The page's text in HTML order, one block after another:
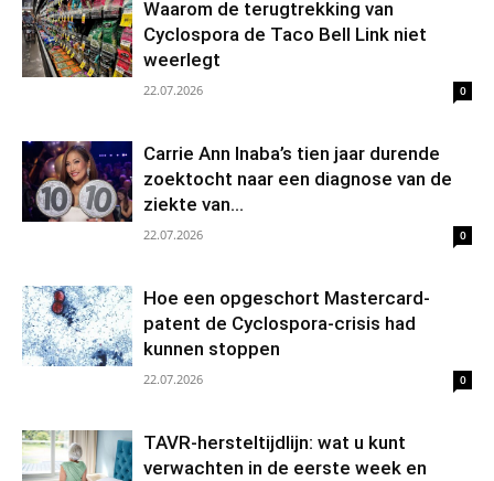
Waarom de terugtrekking van
Cyclospora de Taco Bell Link niet
weerlegt
22.07.2026 0
Carrie Ann Inaba’s tien jaar durende
zoektocht naar een diagnose van de
ziekte van...
22.07.2026 0
Hoe een opgeschort Mastercard-
patent de Cyclospora-crisis had
kunnen stoppen
22.07.2026 0
TAVR-hersteltijdlijn: wat u kunt
verwachten in de eerste week en